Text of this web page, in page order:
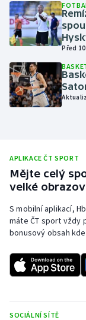
Motorsport
Olympijské hry
Parasport
Plavání
Ragby
Rychlobruslení
Rychlostní
Short track
Sportovní
Stolní tenis
Před
APLIKACE ČT SPORT
Mějte celý
velké
S mobilní aplikací,
máte ČT sport vždy
bonusový obsah
SOCIÁLNÍ SÍTĚ